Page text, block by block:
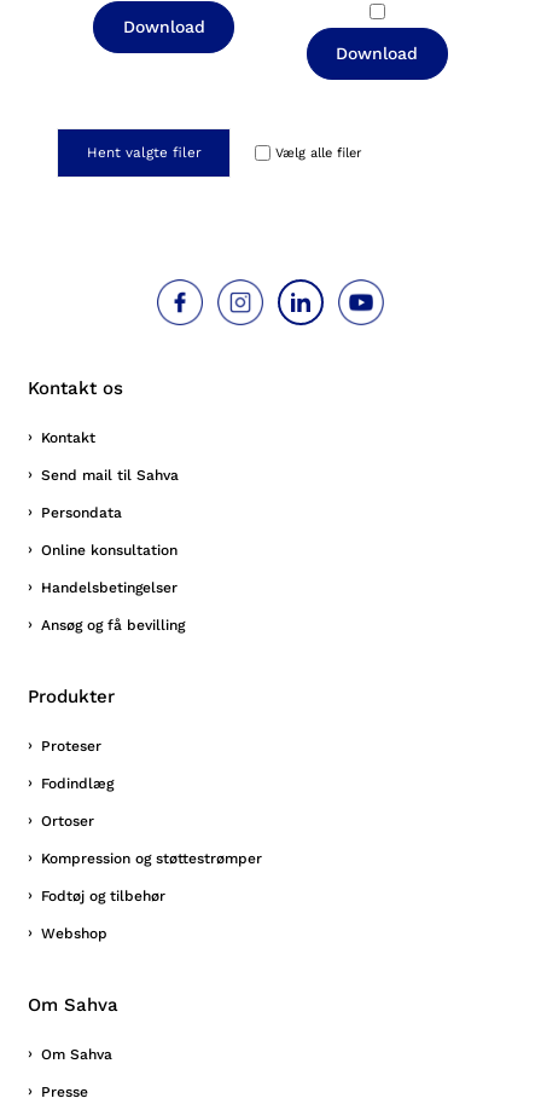
Download
Download
Hent valgte filer Vælg alle filer
Kontakt os
Kontakt
Send mail til Sahva
Persondata
Online konsultation
Handelsbetingelser
Ansøg og få bevilling
Produkter
Proteser
Fodindlæg
Ortoser
Kompression og støttestrømper
Fodtøj og tilbehør
Webshop
Om Sahva
Om Sahva
Presse